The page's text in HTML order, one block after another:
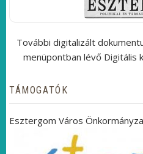
További digitalizált
menüpontban lévő Digitális
TÁMOGATÓK
Esztergom Város